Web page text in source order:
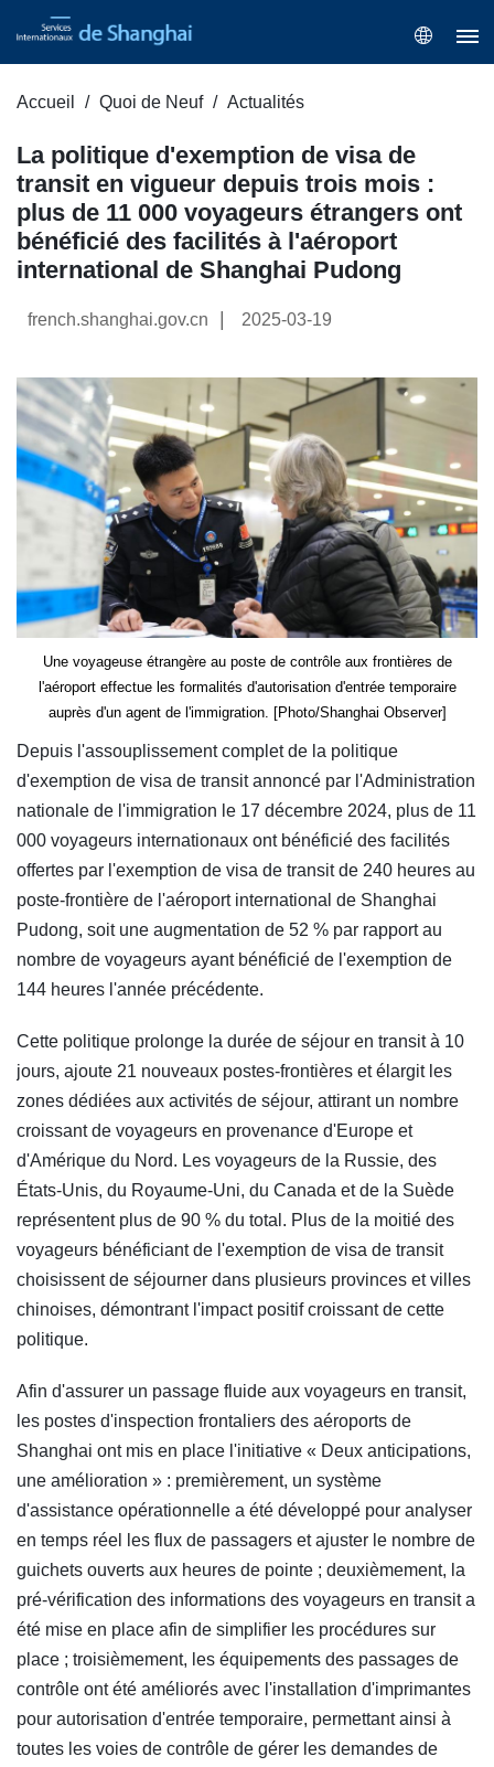
Accueil Quoi de Neuf Actualités
La politique d'exemption de visa de
transit en vigueur depuis trois mois :
plus de 11 000 voyageurs étrangers ont
bénéficié des facilités à l'aéroport
international de Shanghai Pudong
french.shanghai.gov.cn 2025-03-19
Une voyageuse étrangère au poste de contrôle aux frontières de
l'aéroport effectue les formalités d'autorisation d'entrée temporaire
auprès d'un agent de l'immigration. [Photo/Shanghai Observer]
Depuis l'assouplissement complet de la politique
d'exemption de visa de transit annoncé par l'Administration
nationale de l'immigration le 17 décembre 2024, plus de 11
000 voyageurs internationaux ont bénéficié des facilités
offertes par l'exemption de visa de transit de 240 heures au
poste-frontière de l'aéroport international de Shanghai
Pudong, soit une augmentation de 52 % par rapport au
nombre de voyageurs ayant bénéficié de l'exemption de
144 heures l'année précédente.
Cette politique prolonge la durée de séjour en transit à 10
jours, ajoute 21 nouveaux postes-frontières et élargit les
zones dédiées aux activités de séjour, attirant un nombre
croissant de voyageurs en provenance d'Europe et
d'Amérique du Nord. Les voyageurs de la Russie, des
États-Unis, du Royaume-Uni, du Canada et de la Suède
représentent plus de 90 % du total. Plus de la moitié des
voyageurs bénéficiant de l'exemption de visa de transit
choisissent de séjourner dans plusieurs provinces et villes
chinoises, démontrant l'impact positif croissant de cette
politique.
Afin d'assurer un passage fluide aux voyageurs en transit,
les postes d'inspection frontaliers des aéroports de
Shanghai ont mis en place l'initiative « Deux anticipations,
une amélioration » : premièrement, un système
d'assistance opérationnelle a été développé pour analyser
en temps réel les flux de passagers et ajuster le nombre de
guichets ouverts aux heures de pointe ; deuxièmement, la
pré-vérification des informations des voyageurs en transit a
été mise en place afin de simplifier les procédures sur
place ; troisièmement, les équipements des passages de
contrôle ont été améliorés avec l'installation d'imprimantes
pour autorisation d'entrée temporaire, permettant ainsi à
toutes les voies de contrôle de gérer les demandes de